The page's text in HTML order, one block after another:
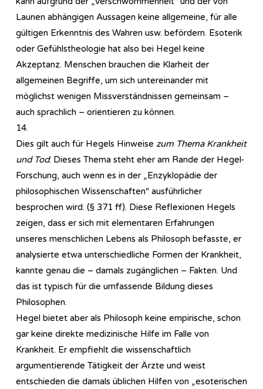
Launen abhängigen Aussagen keine allgemeine, für alle
gültigen Erkenntnis des Wahren usw. befördern. Esoterik
oder Gefühlstheologie hat also bei Hegel keine
Akzeptanz. Menschen brauchen die Klarheit der
allgemeinen Begriffe, um sich untereinander mit
möglichst wenigen Missverständnissen gemeinsam –
auch sprachlich – orientieren zu können.
14.
Dies gilt auch für Hegels Hinweise zum Thema Krankheit
und Tod: Dieses Thema steht eher am Rande der Hegel-
Forschung, auch wenn es in der „Enzyklopädie der
philosophischen Wissenschaften“ ausführlicher
besprochen wird. (§ 371 ff). Diese Reflexionen Hegels
zeigen, dass er sich mit elementaren Erfahrungen
unseres menschlichen Lebens als Philosoph befasste, er
analysierte etwa unterschiedliche Formen der Krankheit,
kannte genau die – damals zugänglichen – Fakten. Und
das ist typisch für die umfassende Bildung dieses
Philosophen.
Hegel bietet aber als Philosoph keine empirische, schon
gar keine direkte medizinische Hilfe im Falle von
Krankheit. Er empfiehlt die wissenschaftlich
argumentierende Tätigkeit der Ärzte und weist
entschieden die damals üblichen Hilfen von „esoterischen